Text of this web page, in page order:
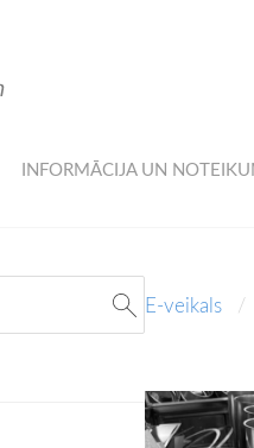
INFORMĀCIJA UN
E-veikals